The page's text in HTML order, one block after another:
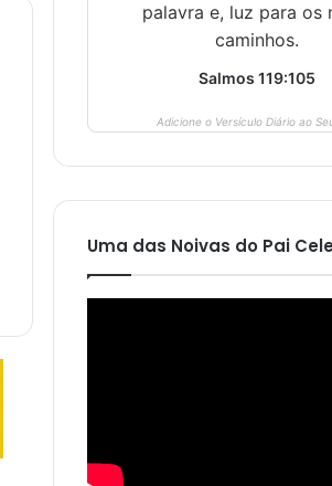
palavra e, luz para os
caminhos.
Salmos 119:105
Adicione o Versículo Diário ao
Uma das Noivas do Pai